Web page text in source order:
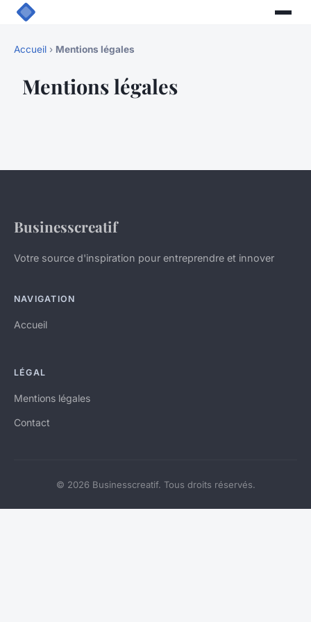
Accueil › Mentions légales
Mentions légales
Businesscreatif
Votre source d'inspiration pour entreprendre et innover
NAVIGATION
Accueil
LÉGAL
Mentions légales
Contact
© 2026 Businesscreatif. Tous droits réservés.